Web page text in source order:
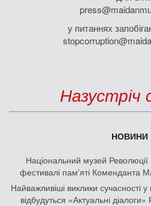
у питаннях
Назустріч
НОВИНИ
Національний музей Революції
фестивалі пам'яті Коменданта
Найважливіші виклики сучасності у
відбудуться «Актуальні